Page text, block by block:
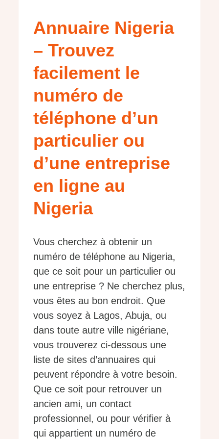
Annuaire Nigeria
– Trouvez
facilement le
numéro de
téléphone d’un
particulier ou
d’une entreprise
en ligne au
Nigeria
Vous cherchez à obtenir un
numéro de téléphone au Nigeria,
que ce soit pour un particulier ou
une entreprise ? Ne cherchez plus,
vous êtes au bon endroit. Que
vous soyez à Lagos, Abuja, ou
dans toute autre ville nigériane,
vous trouverez ci-dessous une
liste de sites d’annuaires qui
peuvent répondre à votre besoin.
Que ce soit pour retrouver un
ancien ami, un contact
professionnel, ou pour vérifier à
qui appartient un numéro de